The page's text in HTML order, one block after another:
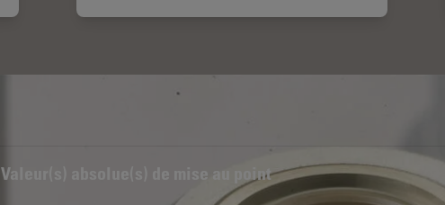
Valeur(s) absolue(s) de mise au point